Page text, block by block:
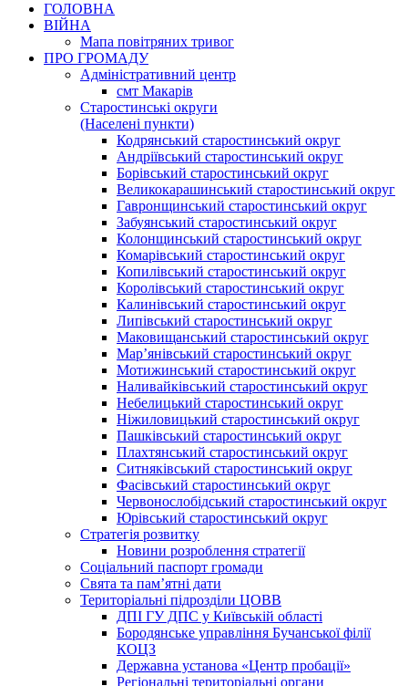
ГОЛОВНА
ВІЙНА
Мапа повітряних тривог
ПРО ГРОМАДУ
Aдміністративний центр
смт Макарів
Старостинські округи
(Населені пункти)
Кодрянський старостинський округ
Андріївський старостинський округ
Борівський старостинський округ
Великокарашинський старостинський округ
Гавронщинський старостинський округ
Забуянський старостинський округ
Колонщинський старостинський округ
Комарівський старостинський округ
Копилівський старостинський округ
Королівський старостинський округ
Калинівський старостинський округ
Липівський старостинський округ
Маковищанський старостинський округ
Мар’янівський старостинський округ
Мотижинський старостинський округ
Наливайківський старостинський округ
Небелицький старостинський округ
Ніжиловицький старостинський округ
Пашківський старостинський округ
Плахтянський старостинський округ
Ситняківський старостинський округ
Фасівський старостинський округ
Червонослобідський старостинський округ
Юрівський старостинський округ
Стратегія розвитку
Новини розроблення стратегії
Соціальний паспорт громади
Свята та пам’ятні дати
Територіальні підрозділи ЦОВВ
ДПІ ГУ ДПС у Київській області
Бородянське управління Бучанської філії
КОЦЗ
Державна установа «Центр пробації»
Регіональні територіальні органи